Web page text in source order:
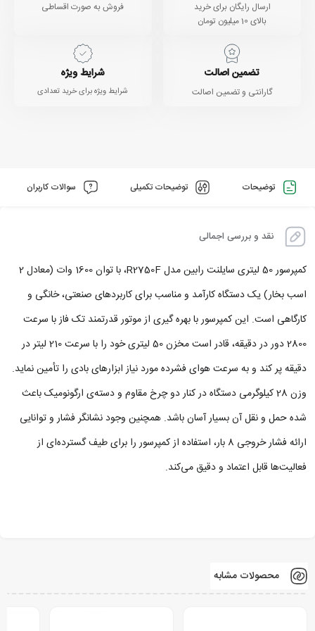
ارسال رایگان برای خرید
بالای 10 میلیون تومان
فروش به صورت اقساطی
تضمین اصالت
گارانتی و تضمین اصالت
شرایط ویژه
شرایط ویژه برای خرید تعدادی
توضیحات توضیحات تکمیلی سوالات کاربران
نقد و بررسی اجمالی
کمپرسور 50 لیتری سایلنت رابین مدل R2750F، با توان 1600 وات (معادل 2
اسب بخار) یک دستگاه کارآمد و مناسب برای کاربردهای صنعتی، خانگی و
کارگاهی است. این کمپرسور با بهره‌ گیری از موتور قدرتمند تک‌ فاز با سرعت
2800 دور در دقیقه، قادر است مخزن 50 لیتری خود را با سرعت 210 لیتر در
دقیقه پر کند و به‌ سرعت هوای فشرده مورد نیاز ابزارهای بادی را تأمین نماید.
وزن 28 کیلوگرمی دستگاه در کنار دو چرخ مقاوم و دسته‌ی ارگونومیک باعث
شده حمل‌ و نقل آن بسیار آسان باشد. همچنین وجود نشانگر فشار و توانایی
ارائه فشار خروجی 8 بار، استفاده از کمپرسور را برای طیف گسترده‌ای از
فعالیت‌ها قابل اعتماد و دقیق می‌کند.
محصولات مشابه